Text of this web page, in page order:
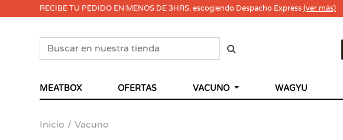
RECIBE TU PEDIDO EN MENOS DE 3HRS. escogiendo Despacho Express(ver más)
MEATBOX OFERTAS VACUNO WAGYU
Inicio Vacuno